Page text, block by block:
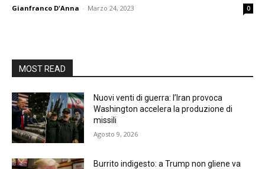
Gianfranco D'Anna - Marzo 24, 2023 0
MOST READ
Nuovi venti di guerra: l’Iran provoca
Washington accelera la produzione di
missili
Agosto 9, 2026
Burrito indigesto: a Trump non gliene va